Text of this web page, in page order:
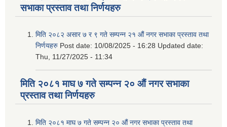
सभाका प्रस्ताव तथा निर्णयहरु
मिति २०८२ असार ७ र ९ गते सम्पन्न २१ औं नगर सभाका प्रस्ताव तथा
निर्णयहरु Post date: 10/08/2025 - 16:28 Updated date:
Thu, 11/27/2025 - 11:34
मिति २०८१ माघ ७ गते सम्पन्न २० औं नगर सभाका
प्रस्ताव तथा निर्णयहरु
मिति २०८१ माघ ७ गते सम्पन्न २० औं नगर सभाका प्रस्ताव तथा